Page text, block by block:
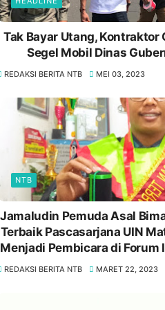
Tak Bayar Utang, Kontraktor
Segel Mobil Dinas
REDAKSI BERITA NTB MEI 03, 2023
NTB
Jamaludin Pemuda Asal
Terbaik Pascasarjana UIN
Menjadi Pembicara di Forum
REDAKSI BERITA NTB MARET 22, 2023